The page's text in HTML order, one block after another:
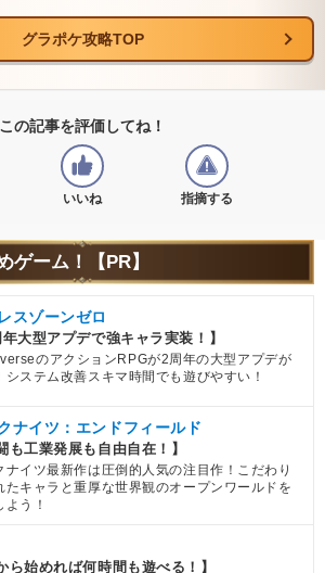
グラポケ攻略TOP
この記事を評価してね！
いいね 指摘する
ゲーム！【PR】
スゾーンゼロ
年大型アプデで強キャラ実装！】
のアクションRPGが2周年の大型アプデが
システム改善スキマ時間でも遊びやすい！
ナイツ：エンドフィールド
も工業発展も自由自在！】
ナイツ最新作は圧倒的人気の注目作！こだわり
たキャラと重厚な世界観のオープンワールドを
よう！
ら始めれば何時間も遊べる！】